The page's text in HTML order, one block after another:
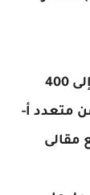
قطعتان الأولى معلوماتية تتكون من 300 إلى 400
متعدد أ-
مقالى